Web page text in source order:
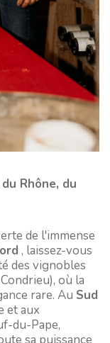
Rhône, du
de l'immense
, laissez-vous
des vignobles
où la
rare. Au Sud
et aux
du-Pape,